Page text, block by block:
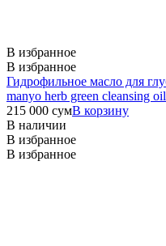
В избранное
В избранное
Гидрофильное масло для
manyo herb green cleansing
215 000 сумВ корзину
В наличии
В избранное
В избранное